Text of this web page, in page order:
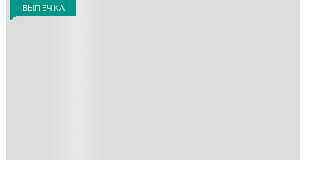
ВЫПЕЧКА